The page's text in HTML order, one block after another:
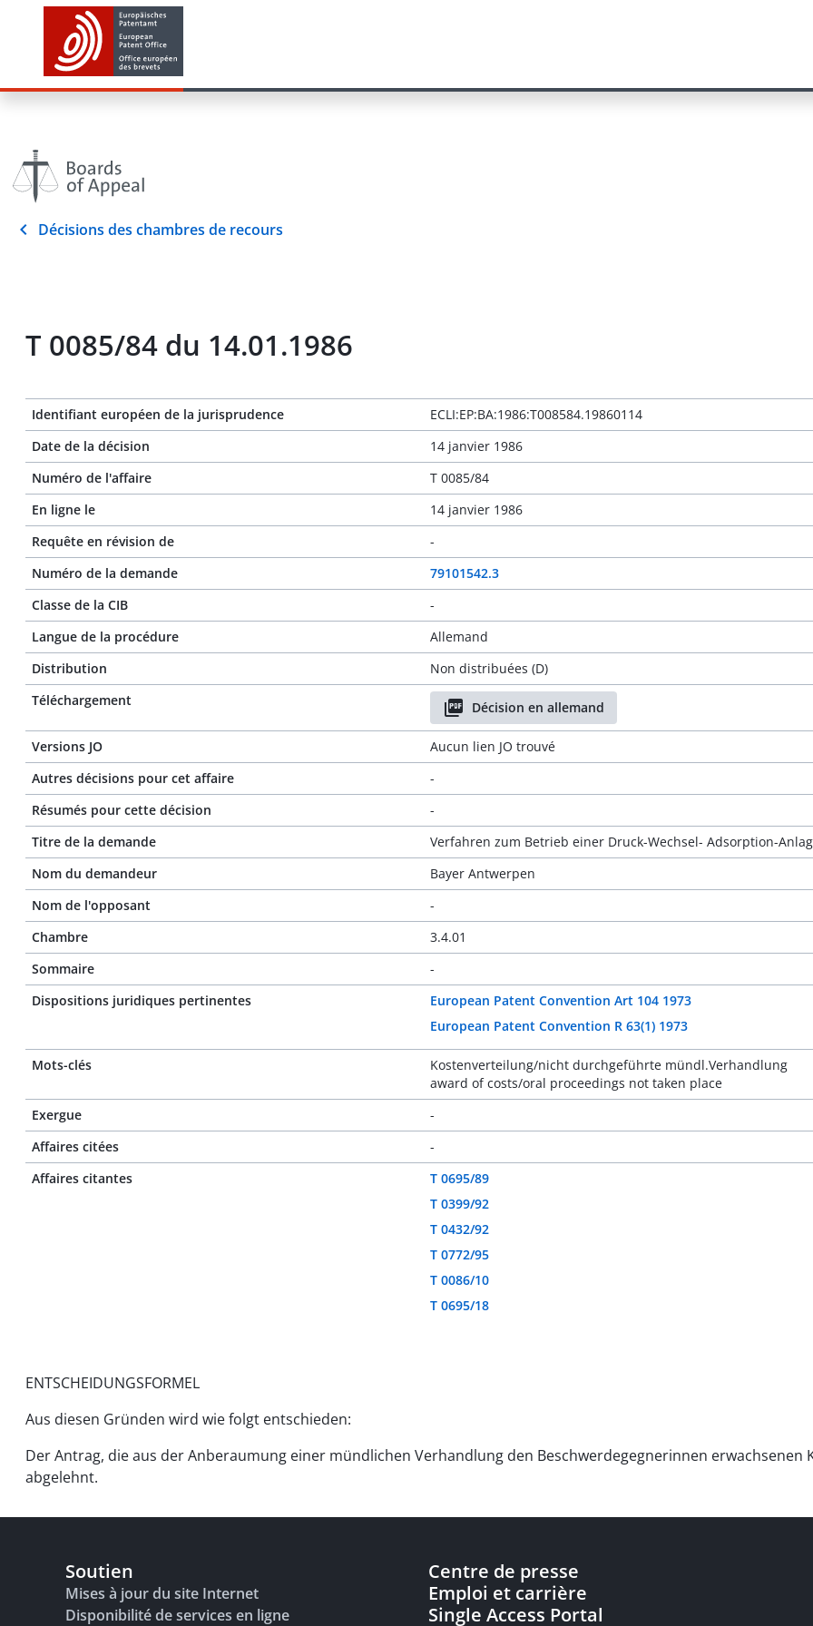
Décisions des chambres de recours
T 0085/84 du 14.01.1986
Identifiant européen de la jurisprudence
ECLI:EP:BA:1986:T008584.19860114
Date de la décision
14 janvier 1986
Numéro de l'affaire
T 0085/84
En ligne le
14 janvier 1986
Requête en révision de
-
Numéro de la demande
79101542.3
Classe de la CIB
-
Langue de la procédure
Allemand
Distribution
Non distribuées (D)
Téléchargement
Décision en allemand
Versions JO
Aucun lien JO trouvé
Autres décisions pour cet affaire
-
Résumés pour cette décision
-
Titre de la demande
Verfahren zum Betrieb einer Druck-Wechsel- Adsorption-
Nom du demandeur
Bayer Antwerpen
Nom de l'opposant
-
Chambre
3.4.01
Sommaire
-
Dispositions juridiques pertinentes
European Patent Convention Art 104 1973
European Patent Convention R 63(1) 1973
Mots-clés
Kostenverteilung/nicht durchgeführte mündl.Verhandlung
award of costs/oral proceedings not taken place
Exergue
-
Affaires citées
-
Affaires citantes
T 0695/89
T 0399/92
T 0432/92
T 0772/95
T 0086/10
T 0695/18
ENTSCHEIDUNGSFORMEL
Aus diesen Gründen wird wie folgt entschieden:
Der Antrag, die aus der Anberaumung einer mündlichen Verhandlung den Beschwerdegegnerinnen
abgelehnt.
Soutien
Mises à jour du site Internet
Disponibilité de services en ligne
Centre de presse
Emploi et carrière
Single Access Portal